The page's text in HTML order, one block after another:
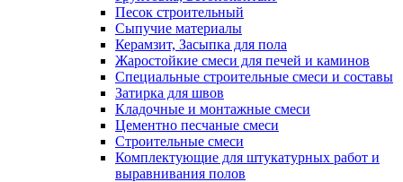
Песок строительный
Сыпучие материалы
Керамзит, Засыпка для пола
Жаростойкие смеси для печей и каминов
Специальные строительные смеси и составы
Затирка для швов
Кладочные и монтажные смеси
Цементно песчаные смеси
Строительные смеси
Комплектующие для штукатурных работ и
выравнивания полов